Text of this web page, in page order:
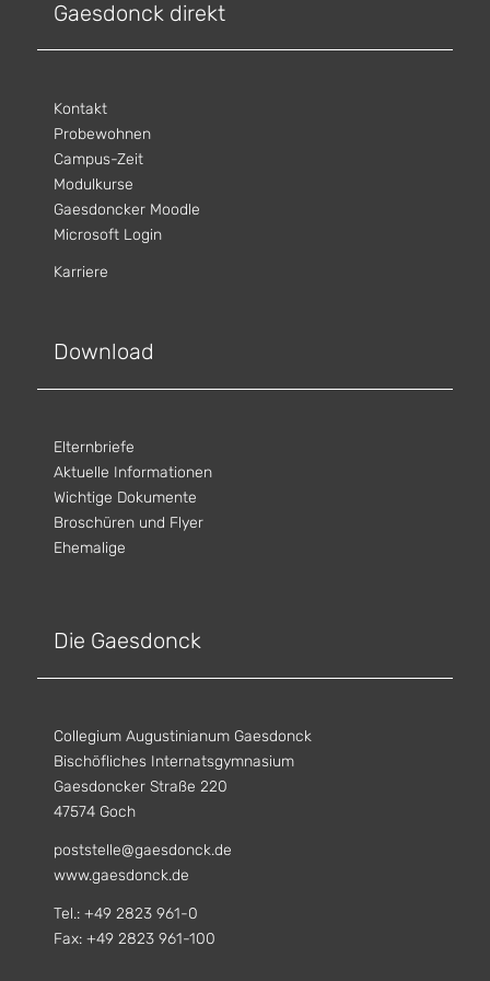
Gaesdonck direkt
Kontakt
Probewohnen
Campus-Zeit
Modulkurse
Gaesdoncker Moodle
Microsoft Login
Karriere
Download
Elternbriefe
Aktuelle Informationen
Wichtige Dokumente
Broschüren und Flyer
Ehemalige
Die Gaesdonck
Collegium Augustinianum Gaesdonck
Bischöfliches Internatsgymnasium
Gaesdoncker Straße 220
47574 Goch
poststelle@gaesdonck.de
www.gaesdonck.de
Tel.: +49 2823 961-0
Fax: +49 2823 961-100